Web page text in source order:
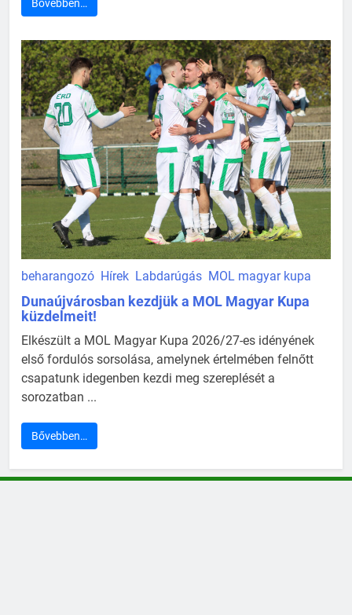
Bővebben…
beharangozó Hírek Labdarúgás MOL magyar kupa
Dunaújvárosban kezdjük a MOL Magyar Kupa
küzdelmeit!
Elkészült a MOL Magyar Kupa 2026/27-es idényének
első fordulós sorsolása, amelynek értelmében felnőtt
csapatunk idegenben kezdi meg szereplését a
sorozatban ...
Bővebben…